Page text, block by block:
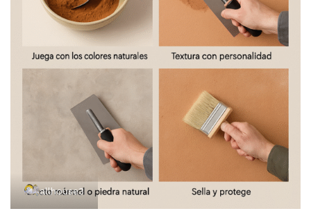
allhouse3